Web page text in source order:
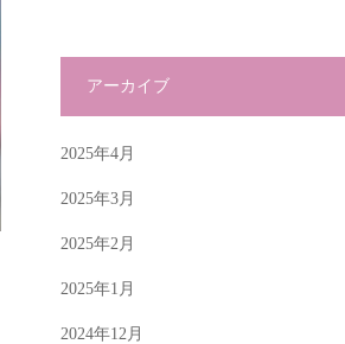
アーカイブ
2025年4月
2025年3月
2025年2月
2025年1月
2024年12月